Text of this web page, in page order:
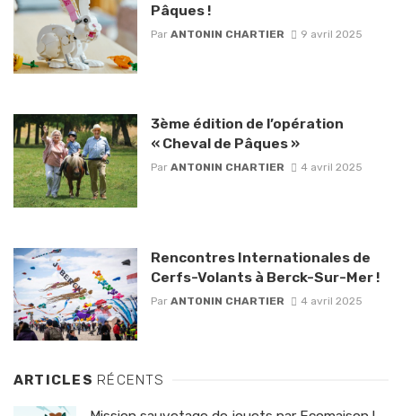
Pâques !
Par ANTONIN CHARTIER 9 avril 2025
3ème édition de l’opération
« Cheval de Pâques »
Par ANTONIN CHARTIER 4 avril 2025
Rencontres Internationales de
Cerfs-Volants à Berck-Sur-Mer !
Par ANTONIN CHARTIER 4 avril 2025
ARTICLES RÉCENTS